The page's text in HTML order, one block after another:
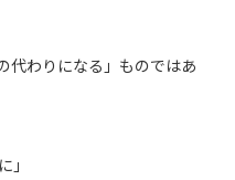
代わりになる」ものではあ
」